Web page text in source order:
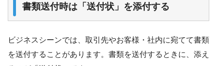
書類送付時は「送付状」を添付する
ビジネスシーンでは、取引先やお客様・社内に宛てて書類
を送付することがあります。書類を送付するときに、添え